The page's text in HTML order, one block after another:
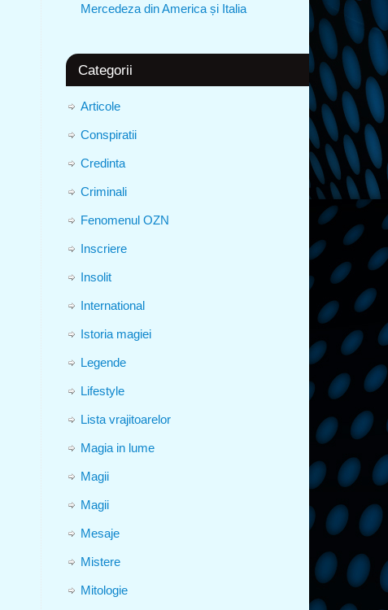
Mercedeza din America și Italia
Categorii
Articole
Conspiratii
Credinta
Criminali
Fenomenul OZN
Inscriere
Insolit
International
Istoria magiei
Legende
Lifestyle
Lista vrajitoarelor
Magia in lume
Magii
Magii
Mesaje
Mistere
Mitologie